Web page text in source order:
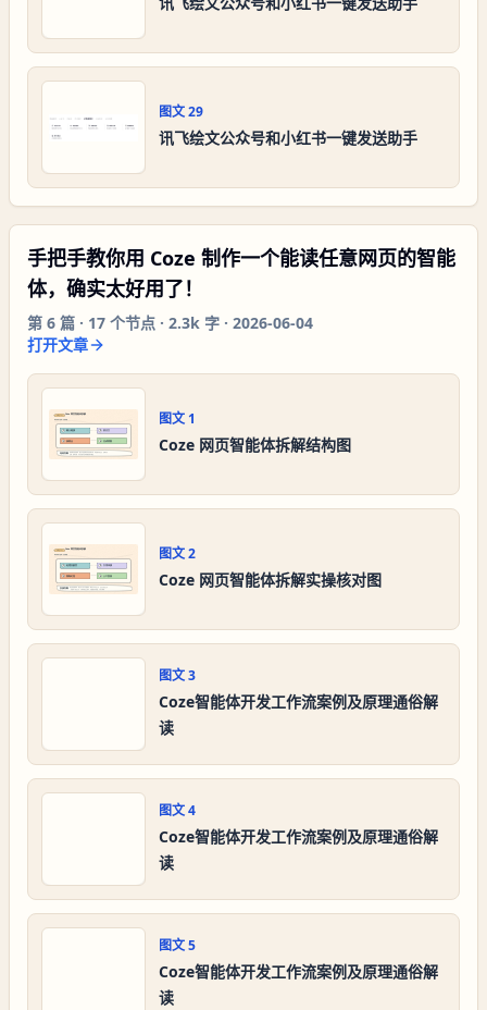
图文29
讯飞绘文公众号和小红书一键发送助手
手把手教你用 Coze 制作一个能读任意网页的智能
体，确实太好用了！
第 6 篇 · 17 个节点 · 2.3k 字 · 2026-06-04
打开文章
图文 1
Coze 网页智能体拆解结构图
图文2
Coze 网页智能体拆解实操核对图
图文3
Coze智能体开发工作流案例及原理通俗解
读
图文4
Coze智能体开发工作流案例及原理通俗解
读
图文5
Coze智能体开发工作流案例及原理通俗解
读